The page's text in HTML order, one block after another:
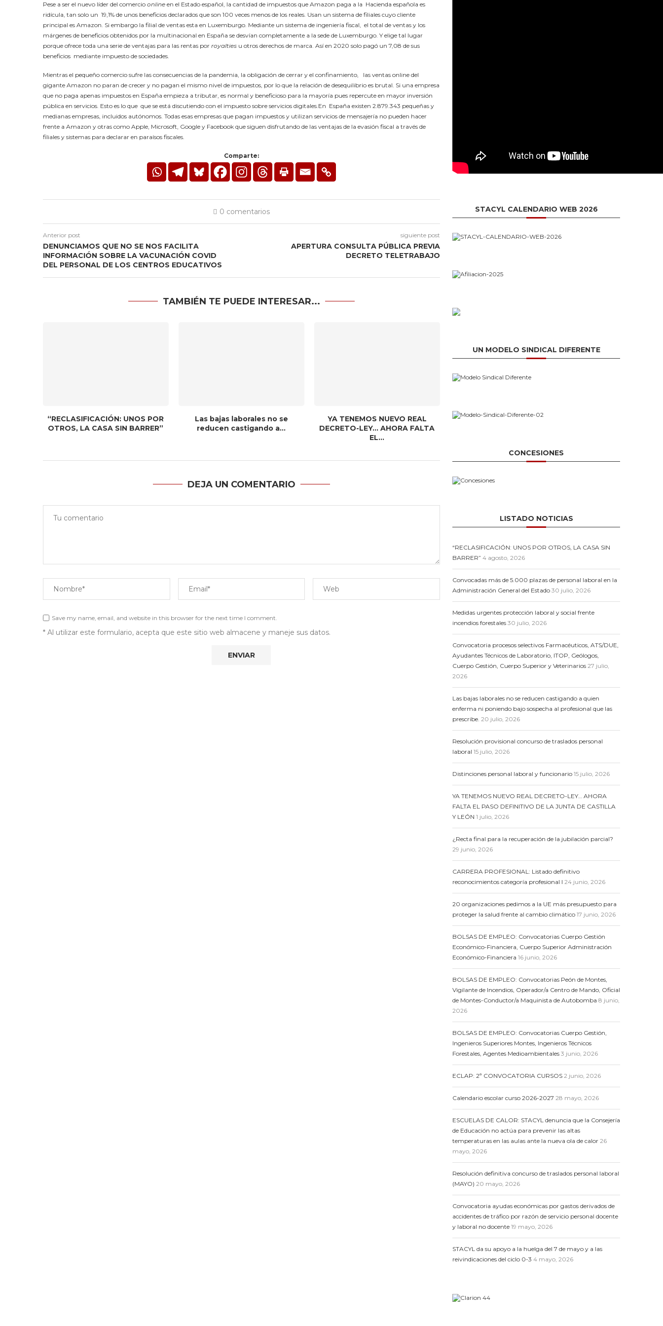
Pese a ser el nuevo líder del comercio online en el Estado español, la cantidad de impuestos que Amazon paga a la Hacienda española es
ridícula, tan solo un 19,1% de unos beneficios declarados que son 100 veces menos de los reales. Usan un sistema de filiales cuyo cliente
principal es Amazon. Si embargo la filial de ventas esta en Luxemburgo. Mediante un sistema de ingeniería fiscal, el total de ventas y los
márgenes de beneficios obtenidos por la multinacional en España se desvían completamente a la sede de Luxemburgo. Y elige tal lugar
porque ofrece toda una serie de ventajas para las rentas por royalties u otros derechos de marca. Así en 2020 solo pagó un 7,08 de sus
beneficios mediante impuesto de sociedades.
Mientras el pequeño comercio sufre las consecuencias de la pandemia, la obligación de cerrar y el confinamiento, las ventas online del
gigante Amazon no paran de crecer y no pagan el mismo nivel de impuestos, por lo que la relación de desequilibrio es brutal. Si una empresa
que no paga apenas impuestos en España empieza a tributar, es normal y beneficioso para la mayoría pues repercute en mayor inversión
pública en servicios. Esto es lo que que se está discutiendo con el impuesto sobre servicios digitales.En España existen 2.879.343 pequeñas y
medianas empresas, incluidos autónomos. Todas esas empresas que pagan impuestos y utilizan servicios de mensajería no pueden hacer
frente a Amazon y otras como Apple, Microsoft, Google y Facebook que siguen disfrutando de las ventajas de la evasión fiscal a través de
filiales y sistemas para declarar en paraísos fiscales.
Comparte:
0 comentarios
Anterior post
DENUNCIAMOS QUE NO SE NOS FACILITA
INFORMACIÓN SOBRE LA VACUNACIÓN COVID
DEL PERSONAL DE LOS CENTROS EDUCATIVOS
siguiente post
APERTURA CONSULTA PÚBLICA PREVIA
DECRETO TELETRABAJO
TAMBIÉN TE PUEDE INTERESAR...
“RECLASIFICACIÓN: UNOS POR
OTROS, LA CASA SIN BARRER”
Las bajas laborales no se
reducen castigando a...
YA TENEMOS NUEVO REAL
DECRETO-LEY… AHORA FALTA
EL...
DEJA UN COMENTARIO
Save my name, email, and website in this browser for the next time I comment.
* Al utilizar este formulario, acepta que este sitio web almacene y maneje sus datos.
STACYL CALENDARIO WEB 2026
UN MODELO SINDICAL DIFERENTE
CONCESIONES
LISTADO NOTICIAS
“RECLASIFICACIÓN: UNOS POR OTROS, LA CASA SIN
BARRER” 4 agosto, 2026
Convocadas más de 5.000 plazas de personal laboral en la
Administración General del Estado 30 julio, 2026
Medidas urgentes protección laboral y social frente
incendios forestales 30 julio, 2026
Convocatoria procesos selectivos Farmacéuticos, ATS/DUE,
Ayudantes Técnicos de Laboratorio, ITOP, Geólogos,
Cuerpo Gestión, Cuerpo Superior y Veterinarios 27 julio,
2026
Las bajas laborales no se reducen castigando a quien
enferma ni poniendo bajo sospecha al profesional que las
prescribe. 20 julio, 2026
Resolución provisional concurso de traslados personal
laboral 15 julio, 2026
Distinciones personal laboral y funcionario 15 julio, 2026
YA TENEMOS NUEVO REAL DECRETO-LEY… AHORA
FALTA EL PASO DEFINITIVO DE LA JUNTA DE CASTILLA
Y LEÓN 1 julio, 2026
¿Recta final para la recuperación de la jubilación parcial?
29 junio, 2026
CARRERA PROFESIONAL: Listado definitivo
reconocimientos categoría profesional I 24 junio, 2026
20 organizaciones pedimos a la UE más presupuesto para
proteger la salud frente al cambio climático 17 junio, 2026
BOLSAS DE EMPLEO: Convocatorias Cuerpo Gestión
Económico-Financiera, Cuerpo Superior Administración
Económico-Financiera 16 junio, 2026
BOLSAS DE EMPLEO: Convocatorias Peón de Montes,
Vigilante de Incendios, Operador/a Centro de Mando, Oficial
de Montes-Conductor/a Maquinista de Autobomba 8 junio,
2026
BOLSAS DE EMPLEO: Convocatorias Cuerpo Gestión,
Ingenieros Superiores Montes, Ingenieros Técnicos
Forestales, Agentes Medioambientales 3 junio, 2026
ECLAP: 2ª CONVOCATORIA CURSOS 2 junio, 2026
Calendario escolar curso 2026-2027 28 mayo, 2026
ESCUELAS DE CALOR: STACYL denuncia que la Consejería
de Educación no actúa para prevenir las altas
temperaturas en las aulas ante la nueva ola de calor 26
mayo, 2026
Resolución definitiva concurso de traslados personal laboral
(MAYO) 20 mayo, 2026
Convocatoria ayudas económicas por gastos derivados de
accidentes de tráfico por razón de servicio personal docente
y laboral no docente 19 mayo, 2026
STACYL da su apoyo a la huelga del 7 de mayo y a las
reivindicaciones del ciclo 0-3 4 mayo, 2026